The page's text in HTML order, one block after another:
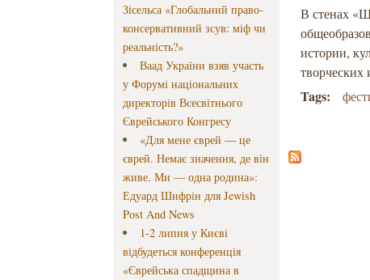
Зісельса «Глобальний право-
консервативний зсув: міф чи
реальність?»
Ваад України взяв участь
у Форумі національних
директорів Всесвітнього
Єврейського Конгресу
«Для мене єврей — це
єврей. Немає значення, де він
живе. Ми — одна родина»:
Едуард Шифрін для Jewish
Post And News
1-2 липня у Києві
відбудеться конференція
«Єврейська спадщина в
В стенах
истории,
творческих
Tags: